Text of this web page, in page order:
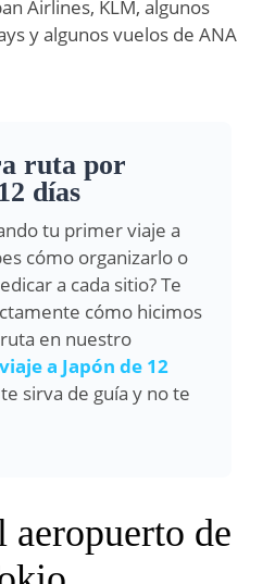
Airlines, KLM, algunos
y algunos vuelos de ANA
ruta por
días
tu primer viaje a
cómo organizarlo o
a cada sitio? Te
cómo hicimos
en nuestro
a Japón de 12
sirva de guía y no te
de